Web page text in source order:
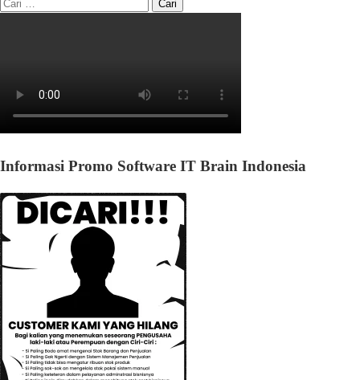
Informasi Promo Software IT Brain Indonesia